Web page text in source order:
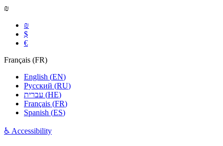
₪
₪
$
€
Français (FR)
English (EN)
Русский (RU)
(HE)
Français (FR)
Spanish (ES)
♿ Accessibility